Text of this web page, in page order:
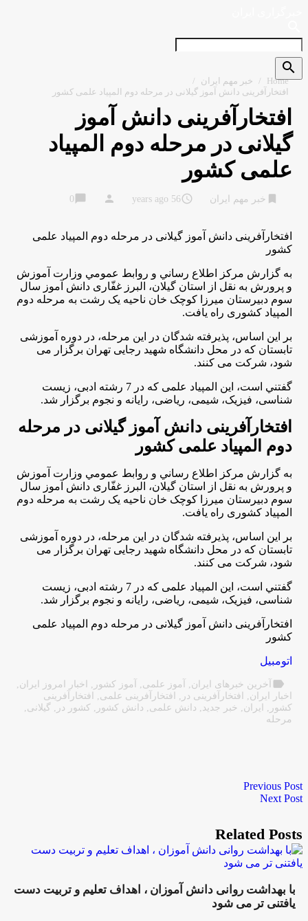
Home خبر مهم ایران
افتخارآفرینی دانش آموز گیلانی در مرحله دوم المپیاد علمی کشور
افتخارآفرینی دانش آموز
گیلانی در مرحله دوم المپیاد
علمی کشور
خبر مهم ایران access_time
56 years ago
person
chat_bubble
افتخارآفرینی دانش آموز گیلانی در مرحله دوم المپیاد علمی
کشور
به گزارش مركز اطلاع رساني و روابط عمومي وزارت آموزش
و پرورش به نقل از استان گیلان، البرز غفّاری دانش آموز سال
سوم دبیرستان میرزا کوچک خان ناحیه یک رشت به مرحله دوم
المپیاد کشوری راه یافت.
بر اين اساس، پذیرفته شدگان در این مرحله، در دوره آموزشی
تابستان که در محل دانشگاه شهید رجایی تهران برگزار می
شود، شرکت می کنند.
گفتني است، این المپیاد علمی که در 7 رشته ادبی، زیست
شناسی، فیزیک، شیمی، ریاضی، رایانه و نجوم برگزار شد.
افتخارآفرینی دانش آموز گیلانی در مرحله
دوم المپیاد علمی کشور
به گزارش مركز اطلاع رساني و روابط عمومي وزارت آموزش
و پرورش به نقل از استان گیلان، البرز غفّاری دانش آموز سال
سوم دبیرستان میرزا کوچک خان ناحیه یک رشت به مرحله دوم
المپیاد کشوری راه یافت.
بر اين اساس، پذیرفته شدگان در این مرحله، در دوره آموزشی
تابستان که در محل دانشگاه شهید رجایی تهران برگزار می
شود، شرکت می کنند.
گفتني است، این المپیاد علمی که در 7 رشته ادبی، زیست
شناسی، فیزیک، شیمی، ریاضی، رایانه و نجوم برگزار شد.
افتخارآفرینی دانش آموز گیلانی در مرحله دوم المپیاد علمی
کشور
اتومبیل
label آخرین خبرهای ایران , آموز علمی, آموز کشور, اخبار امروز ایران ,
اخبار ایران , افتخارآفرینی در, افتخارآفرینی علمی, افتخارآفرینی
کشور, ایران , خبر جدید, دانش علمی, دانش کشور, کشور در, گیلانی,
مرحله
Previous Post
Next Post
Related Posts
با بهداشت روانی دانش آموزان ، اهداف تعلیم و تربیت دست
یافتنی تر می شود
search